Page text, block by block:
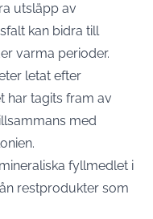
utsläpp av
kan bidra till
varma perioder.
letat efter
har tagits fram av
med
fyllmedlet i
restprodukter som